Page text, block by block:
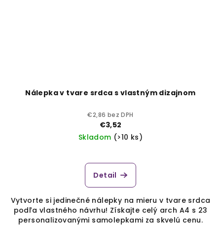
Nálepka v tvare srdca s vlastným dizajnom
€2,86 bez DPH
€3,52
Skladom (>10 ks)
Detail
Vytvorte si jedinečné nálepky na mieru v tvare srdca
podľa vlastného návrhu! Získajte celý arch A4 s 23
personalizovanými samolepkami za skvelú cenu.